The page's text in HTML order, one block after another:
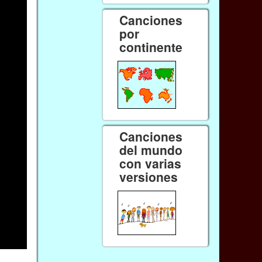
Canciones
por
continente
Canciones
del mundo
con varias
versiones